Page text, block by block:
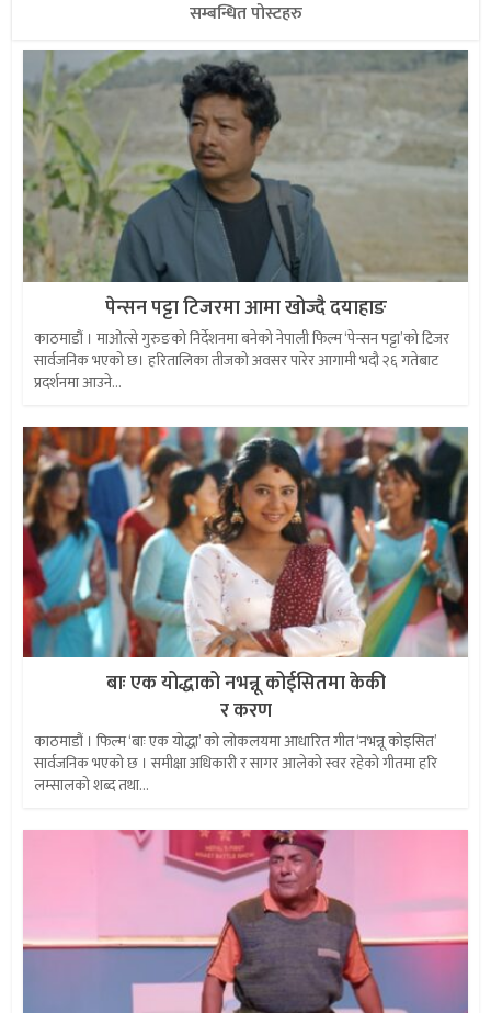
सम्बन्धित पोस्टहरु
पेन्सन पट्टा टिजरमा आमा खोज्दै दयाहाङ
काठमाडौं । माओत्से गुरुङको निर्देशनमा बनेको नेपाली फिल्म ‘पेन्सन पट्टा’को टिजर
सार्वजनिक भएको छ। हरितालिका तीजको अवसर पारेर आगामी भदौ २६ गतेबाट
प्रदर्शनमा आउने...
बाः एक योद्धाको नभन्नू कोईसितमा केकी
र करण
काठमाडौं । फिल्म ‘बाः एक योद्धा’ को लोकलयमा आधारित गीत ‘नभन्नू कोइसित’
सार्वजनिक भएको छ । समीक्षा अधिकारी र सागर आलेको स्वर रहेको गीतमा हरि
लम्सालको शब्द तथा...